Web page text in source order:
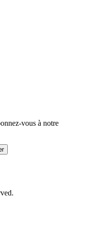
vous à notre